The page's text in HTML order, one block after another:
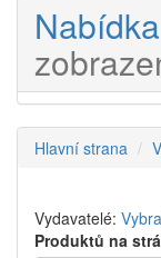
Nabídka
Hlavní strana
Vydavatelé:
Produktů na